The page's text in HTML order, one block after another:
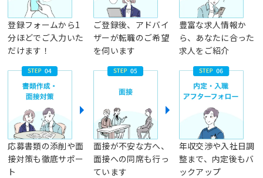
登録フォームから1
分ほどでご入力いた
だけます！
ご登録後、アドバイ
ザーが転職のご希望
を伺います
豊富な求人情報か
ら、あなたに合った
求人をご紹介
応募書類の添削や面
接対策も徹底サポー
ト
面接が不安な方へ、
面接への同席も行っ
ています
年収交渉や入社日調
整まで、内定後もバ
ックアップ